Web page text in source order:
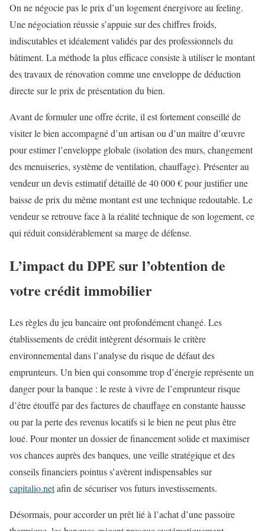
On ne négocie pas le prix d’un logement énergivore au feeling.
Une négociation réussie s’appuie sur des chiffres froids,
indiscutables et idéalement validés par des professionnels du
bâtiment. La méthode la plus efficace consiste à utiliser le montant
des travaux de rénovation comme une enveloppe de déduction
directe sur le prix de présentation du bien.
Avant de formuler une offre écrite, il est fortement conseillé de
visiter le bien accompagné d’un artisan ou d’un maître d’œuvre
pour estimer l’enveloppe globale (isolation des murs, changement
des menuiseries, système de ventilation, chauffage). Présenter au
vendeur un devis estimatif détaillé de 40 000 € pour justifier une
baisse de prix du même montant est une technique redoutable. Le
vendeur se retrouve face à la réalité technique de son logement, ce
qui réduit considérablement sa marge de défense.
L’impact du DPE sur l’obtention de
votre crédit immobilier
Les règles du jeu bancaire ont profondément changé. Les
établissements de crédit intègrent désormais le critère
environnemental dans l’analyse du risque de défaut des
emprunteurs. Un bien qui consomme trop d’énergie représente un
danger pour la banque : le reste à vivre de l’emprunteur risque
d’être étouffé par des factures de chauffage en constante hausse
ou par la perte des revenus locatifs si le bien ne peut plus être
loué. Pour monter un dossier de financement solide et maximiser
vos chances auprès des banques, une veille stratégique et des
conseils financiers pointus s’avèrent indispensables sur
capitalio.netafin de sécuriser vos futurs investissements.
Désormais, pour accorder un prêt lié à l’achat d’une passoire